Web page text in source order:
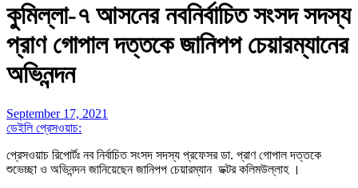
কুমিল্লা-৭ আসনের নবনির্বাচিত সংসদ সদস্য
প্রাণ গোপাল দত্তকে জানিপপ চেয়ারম্যানের
অভিনন্দন
September 17, 2021
ডেইলি প্রেসওয়াচ:
প্রেসওয়াচ রিপোর্টঃ নব নির্বাচিত সংসদ সদস্য প্রফেসর ডা. প্রাণ গোপাল দত্তকে
শুভেচ্ছা ও অভিনন্দন জানিয়েছেন জানিপপ চেয়ারম্যান ডক্টর কলিমউল্লাহ ।